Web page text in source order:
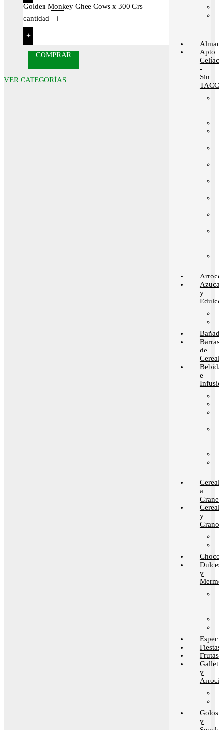
Golden Monkey Ghee Cows x 300 Grs
cantidad
+
COMPRAR
VER CATEGORÍAS
Apto
-
Sin
TACC
y
Barras
de
e
a
y
y
Frutas
y
y